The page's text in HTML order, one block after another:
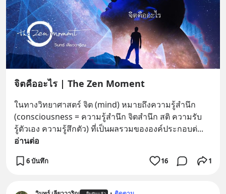
จิตคืออะไร | The Zen Moment
ในทางวิทยาศาสตร์ จิต (mind) หมายถึงความรู้สำนึก
(consciousness = ความรู้สำนึก จิตสำนึก สติ ความรับ
รู้ตัวเอง ความรู้สึกตัว) ที่เป็นผลรวมขององค์ประกอบต่
อ่านต่อ
6 บันทึก 16 1